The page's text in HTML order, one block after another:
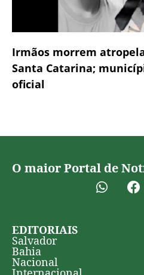
Irmãos morrem
Santa Catarina;
oficial
O maior Portal de
EDITORIAIS
Salvador
Bahia
Nacional